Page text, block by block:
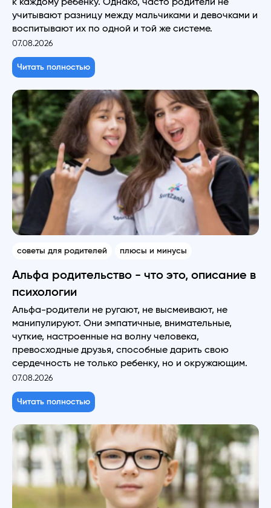
учитывают разницу между мальчиками и девочками и
воспитывают их по одной и той же системе.
07.08.2026
Читать полностью
советы для родителей плюсы и минусы
Альфа родительство - что это, описание в
психологии
Альфа-родители не ругают, не высмеивают, не
манипулируют. Они эмпатичные, внимательные,
чуткие, настроенные на волну человека,
превосходные друзья, способные дарить свою
сердечность не только ребенку, но и окружающим.
07.08.2026
Читать полностью